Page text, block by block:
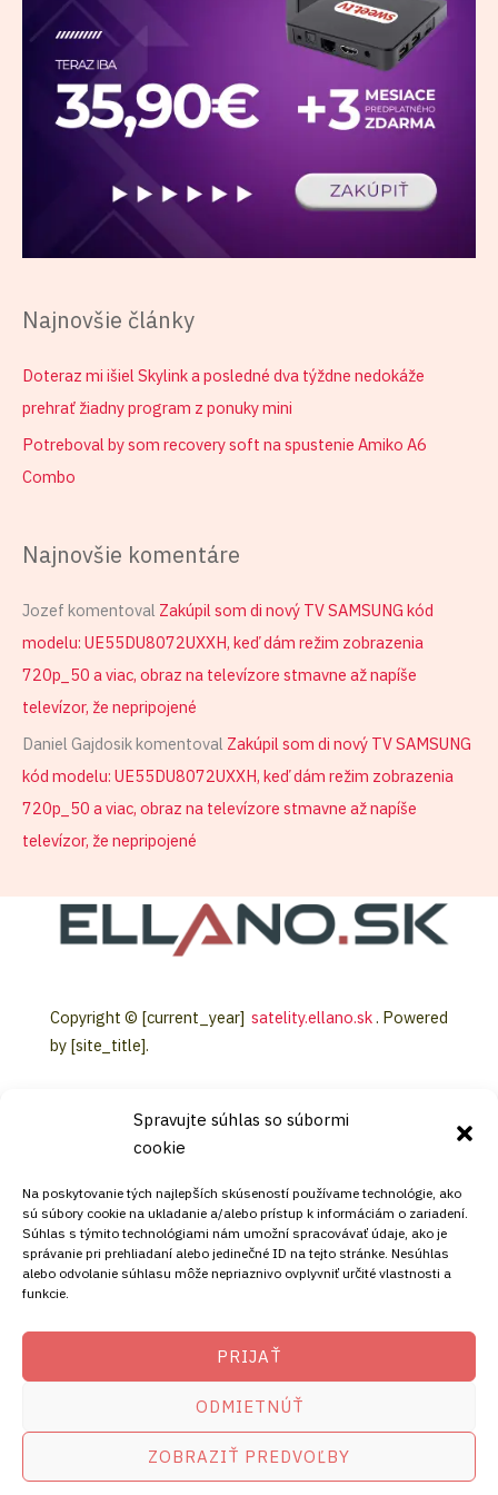
Spravujte súhlas so súbormi
cookie
Na poskytovanie tých najlepších skúseností používame technológie, ako
sú súbory cookie na ukladanie a/alebo prístup k informáciám o zariadení.
Súhlas s týmito technológiami nám umožní spracovávať údaje, ako je
správanie pri prehliadaní alebo jedinečné ID na tejto stránke. Nesúhlas
alebo odvolanie súhlasu môže nepriaznivo ovplyvniť určité vlastnosti a
funkcie.
PRIJAŤ
ODMIETNÚŤ
ZOBRAZIŤ PREDVOĽBY
Najnovšie články
Doteraz mi išiel Skylink a posledné dva týždne nedokáže
prehrať žiadny program z ponuky mini
Potreboval by som recovery soft na spustenie Amiko A6
Combo
Najnovšie komentáre
Jozef komentoval Zakúpil som di nový TV SAMSUNG kód
modelu: UE55DU8072UXXH, keď dám režim zobrazenia
720p_50 a viac, obraz na televízore stmavne až napíše
televízor, že nepripojené
Daniel Gajdosikkomentoval Zakúpil som di nový TV SAMSUNG
kód modelu: UE55DU8072UXXH, keď dám režim zobrazenia
720p_50 a viac, obraz na televízore stmavne až napíše
televízor, že nepripojené
Copyright © [current_year] satelity.ellano.sk. Powered
by [site_title].
KONTAKT
Mobil:
+421911072878
+421908072878
ADRESA
Ellano s.r.o.
Štiavnička 211/49